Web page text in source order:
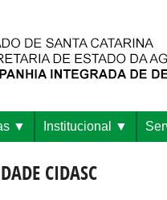
Institucional
CIDASC